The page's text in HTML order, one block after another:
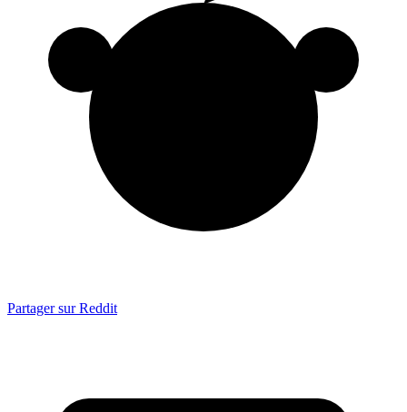
Partager sur Reddit